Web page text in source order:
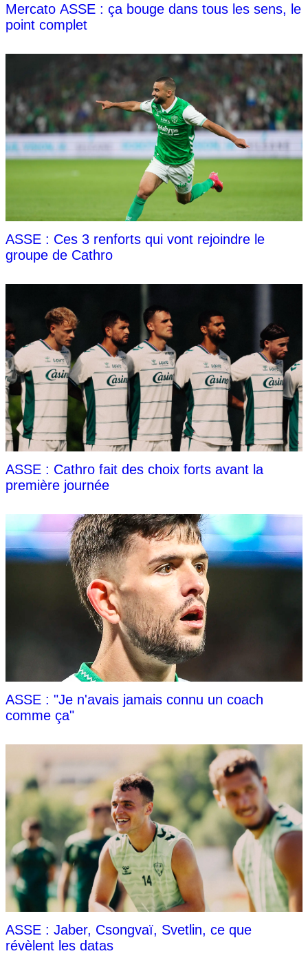
Mercato ASSE : ça bouge dans tous les sens, le
point complet
ASSE : Ces 3 renforts qui vont rejoindre le
groupe de Cathro
ASSE : Cathro fait des choix forts avant la
première journée
ASSE : "Je n'avais jamais connu un coach
comme ça"
ASSE : Jaber, Csongvaï, Svetlin, ce que
révèlent les datas